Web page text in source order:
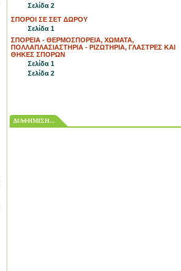
Σελίδα 2
ΣΠΟΡΟΙ ΣΕ ΣΕΤ ΔΩΡΟΥ
Σελίδα 1
ΣΠΟΡΕΙΑ - ΘΕΡΜΟΣΠΟΡΕΙΑ, ΧΩΜΑΤΑ,
ΠΟΛΛΑΠΛΑΣΙΑΣΤΗΡΙΑ - ΡΙΖΩΤΗΡΙΑ, ΓΛΑΣΤΡΕΣ ΚΑΙ
ΘΗΚΕΣ ΣΠΟΡΩΝ
Σελίδα 1
Σελίδα 2
ΔΙΑΦΗΜΙΣΗ...